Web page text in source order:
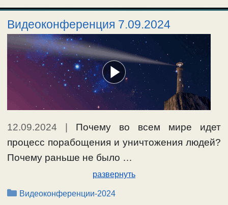
Видеоконференция 7.09.2024
12.09.2024 | Почему во всем мире идет
процесс порабощения и уничтожения людей?
Почему раньше не было …
развернуть
Рубрики
Видеоконференции-2024